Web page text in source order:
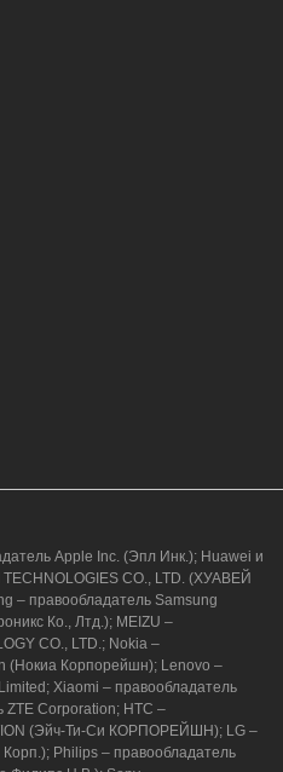
Apple Inc. (Эпл Инк.); Huawei и
CO., LTD. (ХУАВЕЙ
правообладатель Samsung
Ко., Лтд.); MEIZU –
CO., LTD.; Nokia –
(Нокиа Корпорейшн); Lenovo –
Xiaomi – правообладатель
ZTE Corporation; HTC –
(Эйч-Ти-Си КОРПОРЕЙШН); LG –
Philips – правообладатель